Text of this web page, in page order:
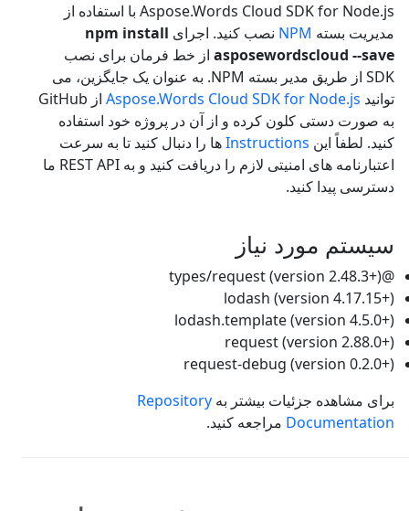
Aspose.Words Cloud SDK for Node.js با استفاده از
مدیریت بسته NPM نصب کنید. اجرای npm install
asposewordscloud --save از خط فرمان برای نصب
SDK از طریق مدیر بسته NPM. به عنوان یک جایگزین، می
توانید Aspose.Words Cloud SDK for Node.js
از GitHub
به صورت دستی کلون کرده و از آن در پروژه خود استفاده
کنید. لطفاً این Instructionsها را دنبال کنید تا به سرعت
اعتبارنامه های امنیتی لازم را دریافت کنید و به REST API ما
دسترسی پیدا کنید.
سیستم مورد نیاز
@types/request (version 2.48.3+)
lodash (version 4.17.15+)
lodash.template (version 4.5.0+)
request (version 2.88.0+)
request-debug (version 0.2.0+)
برای مشاهده جزئیات بیشتر به Repository
Documentation مراجعه کنید.